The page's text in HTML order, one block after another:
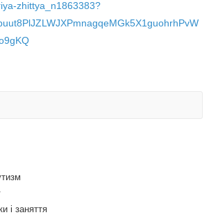
zhittya_n1863383?
і заняття